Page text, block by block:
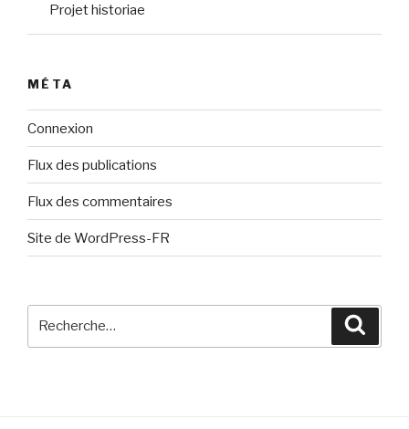
Projet historiae
MÉTA
Connexion
Flux des publications
Flux des commentaires
Site de WordPress-FR